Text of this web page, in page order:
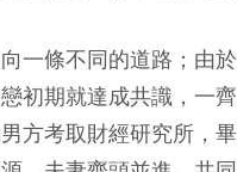
一條不同的道路；由
初期就達成共識，一
方考取財經研究所，